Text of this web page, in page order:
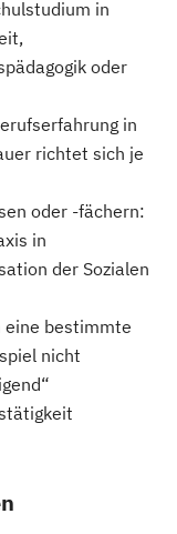
in
oder
in
richtet sich je
oder -fächern:
in
der Sozialen
eine bestimmte
nicht